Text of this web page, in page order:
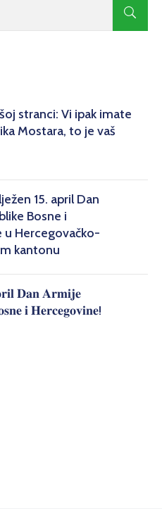
stranci: Vi ipak imate
Mostara, to je vaš
15. april Dan
Bosne i
u Hercegovačko-
kantonu
𝐃𝐚𝐧 𝐀𝐫𝐦𝐢𝐣𝐞
𝐢 𝐇𝐞𝐫𝐜𝐞𝐠𝐨𝐯𝐢𝐧𝐞!